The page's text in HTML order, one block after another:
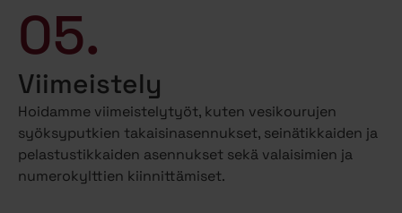
05.
Viimeistely
Hoidamme viimeistelytyöt, kuten vesikourujen
syöksyputkien takaisinasennukset, seinätikkaiden ja
pelastustikkaiden asennukset sekä valaisimien ja
numerokylttien kiinnittämiset.